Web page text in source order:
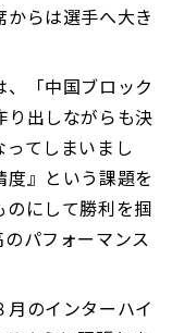
らは選手へ大き
「中国ブロック
り出しながらも決
てしまいまし
』という課題を
にして勝利を掴
パフォーマンス
のインターハイ